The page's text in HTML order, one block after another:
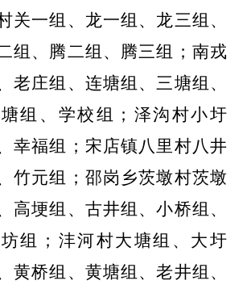
关一组、龙一组、龙三组、
组、腾二组、腾三组；南戎
老庄组、连塘组、三塘组、
组、学校组；泽沟村小圩
幸福组；宋店镇八里村八井
竹元组；邵岗乡茨墩村茨墩
高埂组、古井组、小桥组、
组；沣河村大塘组、大圩
黄桥组、黄塘组、老井组、